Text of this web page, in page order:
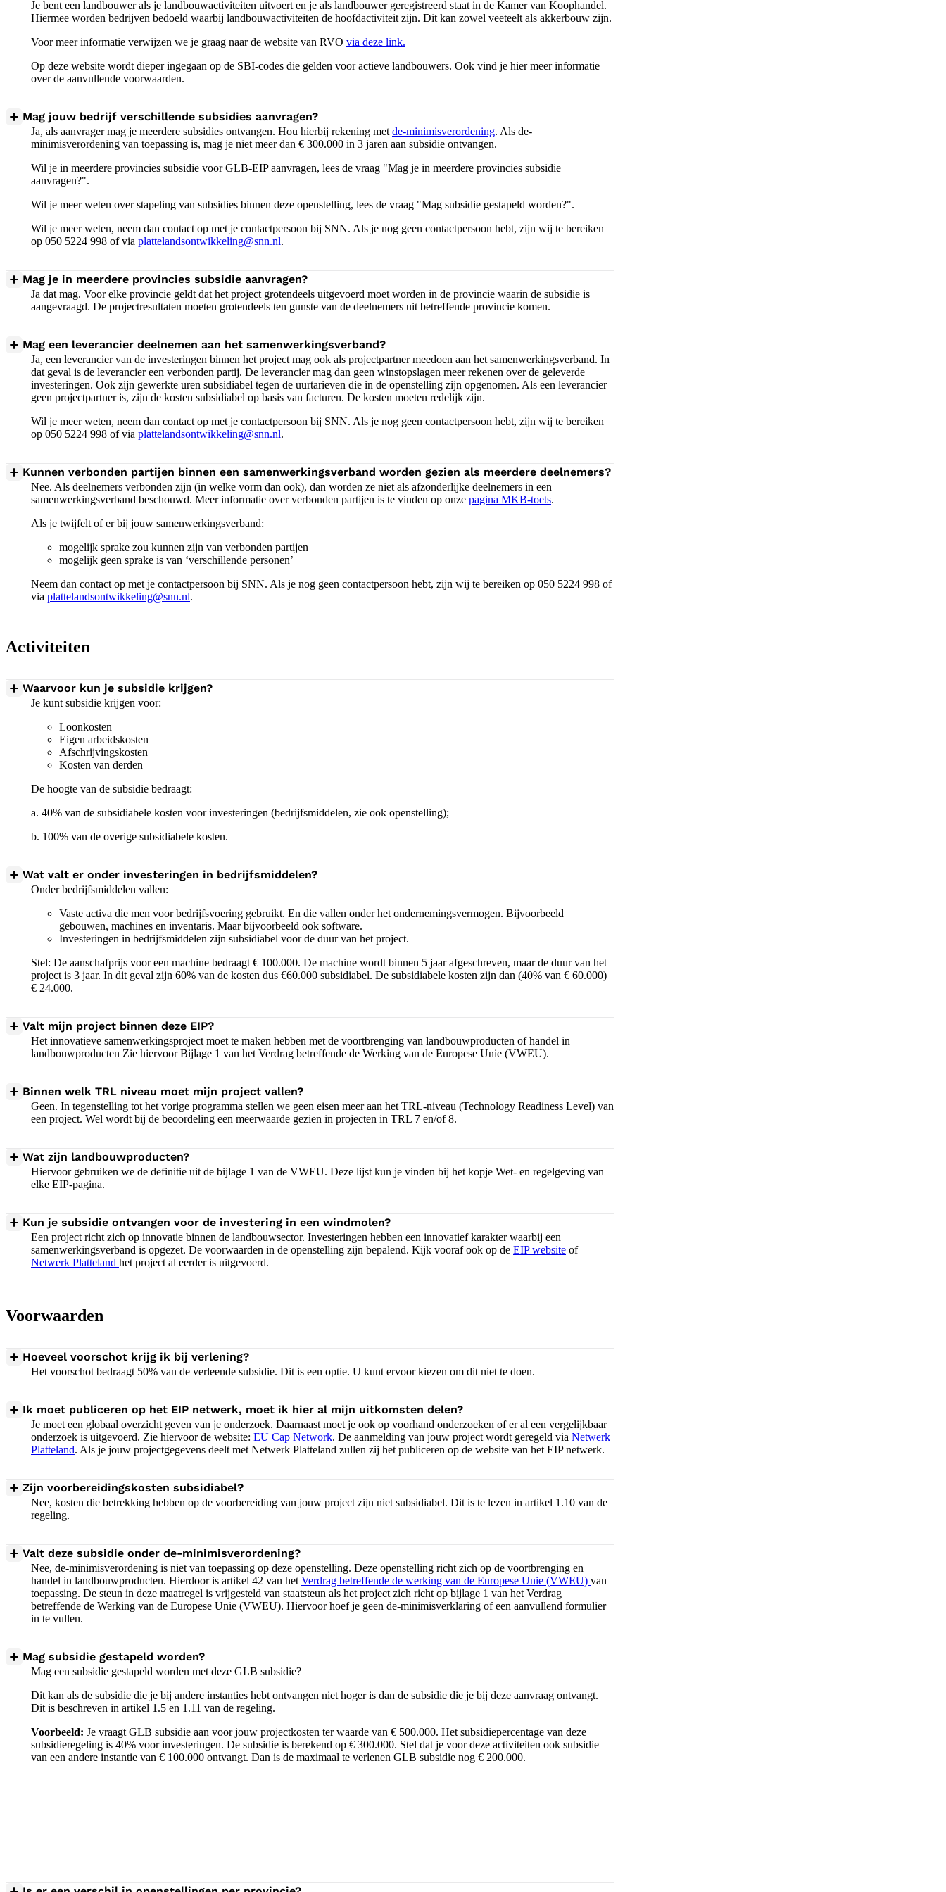
Je bent een landbouwer als je landbouwactiviteiten uitvoert en je als landbouwer geregistreerd staat in de Kamer van Koophandel.
Hiermee worden bedrijven bedoeld waarbij landbouwactiviteiten de hoofdactiviteit zijn. Dit kan zowel veeteelt als akkerbouw zijn.
Voor meer informatie verwijzen we je graag naar de website van RVO via deze link.
Op deze website wordt dieper ingegaan op de SBI-codes die gelden voor actieve landbouwers. Ook vind je hier meer informatie
over de aanvullende voorwaarden.
Mag jouw bedrijf verschillende subsidies aanvragen?
Ja, als aanvrager mag je meerdere subsidies ontvangen. Hou hierbij rekening met de-minimisverordening. Als de-
minimisverordening van toepassing is, mag je niet meer dan € 300.000 in 3 jaren aan subsidie ontvangen.
Wil je in meerdere provincies subsidie voor GLB-EIP aanvragen, lees de vraag "Mag je in meerdere provincies subsidie
aanvragen?".
Wil je meer weten over stapeling van subsidies binnen deze openstelling, lees de vraag "Mag subsidie gestapeld worden?".
Wil je meer weten, neem dan contact op met je contactpersoon bij SNN. Als je nog geen contactpersoon hebt, zijn wij te bereiken
op 050 5224 998 of via plattelandsontwikkeling@snn.nl.
Mag je in meerdere provincies subsidie aanvragen?
Ja dat mag. Voor elke provincie geldt dat het project grotendeels uitgevoerd moet worden in de provincie waarin de subsidie is
aangevraagd. De projectresultaten moeten grotendeels ten gunste van de deelnemers uit betreffende provincie komen.
Mag een leverancier deelnemen aan het samenwerkingsverband?
Ja, een leverancier van de investeringen binnen het project mag ook als projectpartner meedoen aan het samenwerkingsverband. In
dat geval is de leverancier een verbonden partij. De leverancier mag dan geen winstopslagen meer rekenen over de geleverde
investeringen. Ook zijn gewerkte uren subsidiabel tegen de uurtarieven die in de openstelling zijn opgenomen. Als een leverancier
geen projectpartner is, zijn de kosten subsidiabel op basis van facturen. De kosten moeten redelijk zijn.
Wil je meer weten, neem dan contact op met je contactpersoon bij SNN. Als je nog geen contactpersoon hebt, zijn wij te bereiken
op 050 5224 998 of via plattelandsontwikkeling@snn.nl.
Kunnen verbonden partijen binnen een samenwerkingsverband worden gezien als meerdere deelnemers?
Nee. Als deelnemers verbonden zijn (in welke vorm dan ook), dan worden ze niet als afzonderlijke deelnemers in een
samenwerkingsverband beschouwd. Meer informatie over verbonden partijen is te vinden op onze pagina MKB-toets.
Als je twijfelt of er bij jouw samenwerkingsverband:
mogelijk sprake zou kunnen zijn van verbonden partijen
mogelijk geen sprake is van ‘verschillende personen’
Neem dan contact op met je contactpersoon bij SNN. Als je nog geen contactpersoon hebt, zijn wij te bereiken op 050 5224 998 of
via plattelandsontwikkeling@snn.nl.
Activiteiten
Waarvoor kun je subsidie krijgen?
Je kunt subsidie krijgen voor:
Loonkosten
Eigen arbeidskosten
Afschrijvingskosten
Kosten van derden
De hoogte van de subsidie bedraagt:
a. 40% van de subsidiabele kosten voor investeringen (bedrijfsmiddelen, zie ook openstelling);
b. 100% van de overige subsidiabele kosten.
Wat valt er onder investeringen in bedrijfsmiddelen?
Onder bedrijfsmiddelen vallen:
Vaste activa die men voor bedrijfsvoering gebruikt. En die vallen onder het ondernemingsvermogen. Bijvoorbeeld
gebouwen, machines en inventaris. Maar bijvoorbeeld ook software.
Investeringen in bedrijfsmiddelen zijn subsidiabel voor de duur van het project.
Stel: De aanschafprijs voor een machine bedraagt € 100.000. De machine wordt binnen 5 jaar afgeschreven, maar de duur van het
project is 3 jaar. In dit geval zijn 60% van de kosten dus €60.000 subsidiabel. De subsidiabele kosten zijn dan (40% van € 60.000)
€ 24.000.
Valt mijn project binnen deze EIP?
Het innovatieve samenwerkingsproject moet te maken hebben met de voortbrenging van landbouwproducten of handel in
landbouwproducten Zie hiervoor Bijlage 1 van het Verdrag betreffende de Werking van de Europese Unie (VWEU).
Binnen welk TRL niveau moet mijn project vallen?
Geen. In tegenstelling tot het vorige programma stellen we geen eisen meer aan het TRL-niveau (Technology Readiness Level) van
een project. Wel wordt bij de beoordeling een meerwaarde gezien in projecten in TRL 7 en/of 8.
Wat zijn landbouwproducten?
Hiervoor gebruiken we de definitie uit de bijlage 1 van de VWEU. Deze lijst kun je vinden bij het kopje Wet- en regelgeving van
elke EIP-pagina.
Kun je subsidie ontvangen voor de investering in een windmolen?
Een project richt zich op innovatie binnen de landbouwsector. Investeringen hebben een innovatief karakter waarbij een
samenwerkingsverband is opgezet. De voorwaarden in de openstelling zijn bepalend. Kijk vooraf ook op de EIP website of
Netwerk Platteland het project al eerder is uitgevoerd.
Voorwaarden
Hoeveel voorschot krijg ik bij verlening?
Het voorschot bedraagt 50% van de verleende subsidie. Dit is een optie. U kunt ervoor kiezen om dit niet te doen.
Ik moet publiceren op het EIP netwerk, moet ik hier al mijn uitkomsten delen?
Je moet een globaal overzicht geven van je onderzoek. Daarnaast moet je ook op voorhand onderzoeken of er al een vergelijkbaar
onderzoek is uitgevoerd. Zie hiervoor de website: EU Cap Network. De aanmelding van jouw project wordt geregeld via Netwerk
Platteland. Als je jouw projectgegevens deelt met Netwerk Platteland zullen zij het publiceren op de website van het EIP netwerk.
Zijn voorbereidingskosten subsidiabel?
Nee, kosten die betrekking hebben op de voorbereiding van jouw project zijn niet subsidiabel. Dit is te lezen in artikel 1.10 van de
regeling.
Valt deze subsidie onder de-minimisverordening?
Nee, de-minimisverordening is niet van toepassing op deze openstelling. Deze openstelling richt zich op de voortbrenging en
handel in landbouwproducten. Hierdoor is artikel 42 van het Verdrag betreffende de werking van de Europese Unie (VWEU) van
toepassing. De steun in deze maatregel is vrijgesteld van staatsteun als het project zich richt op bijlage 1 van het Verdrag
betreffende de Werking van de Europese Unie (VWEU). Hiervoor hoef je geen de-minimisverklaring of een aanvullend formulier
in te vullen.
Mag subsidie gestapeld worden?
Mag een subsidie gestapeld worden met deze GLB subsidie?
Dit kan als de subsidie die je bij andere instanties hebt ontvangen niet hoger is dan de subsidie die je bij deze aanvraag ontvangt.
Dit is beschreven in artikel 1.5 en 1.11 van de regeling.
Voorbeeld: Je vraagt GLB subsidie aan voor jouw projectkosten ter waarde van € 500.000. Het subsidiepercentage van deze
subsidieregeling is 40% voor investeringen. De subsidie is berekend op € 300.000. Stel dat je voor deze activiteiten ook subsidie
van een andere instantie van € 100.000 ontvangt. Dan is de maximaal te verlenen GLB subsidie nog € 200.000.